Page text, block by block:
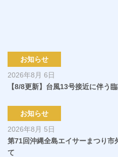
お知らせ
2026年8月 6日
【8/8更新】台風13号接近に伴う
お知らせ
2026年8月 5日
第71回沖縄全島エイサーまつり市
て